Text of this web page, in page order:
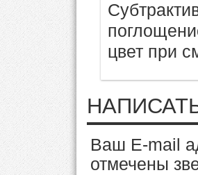
цвет при
Ваш E-mail
отмечены